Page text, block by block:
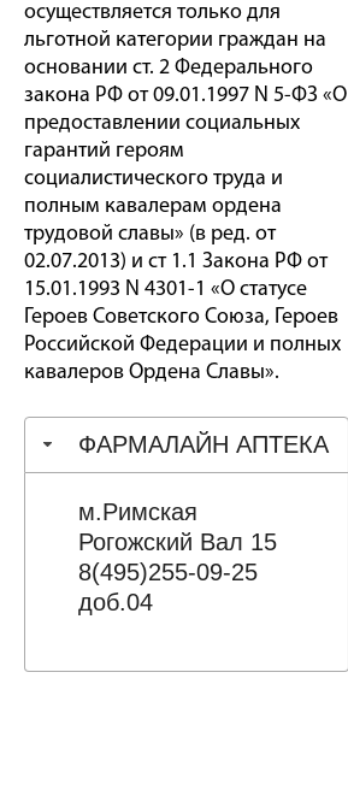
осуществляется только для
льготной категории граждан на
основании ст. 2 Федерального
закона РФ от 09.01.1997 N 5-ФЗ «О
предоставлении социальных
гарантий героям
социалистического труда и
полным кавалерам ордена
трудовой славы» (в ред. от
02.07.2013) и ст 1.1 Закона РФ от
15.01.1993 N 4301-1 «О статусе
Героев Советского Союза, Героев
Российской Федерации и полных
кавалеров Ордена Славы».
ФАРМАЛАЙН АПТЕКА
м.Римская
Рогожский Вал 15
8(495)255-09-25
доб.04